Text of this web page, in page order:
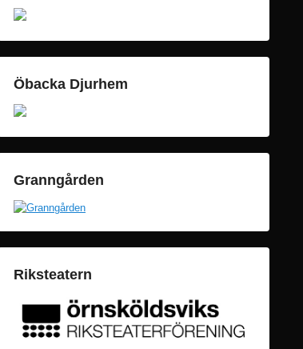
Öbacka Djurhem
Granngården
Riksteatern